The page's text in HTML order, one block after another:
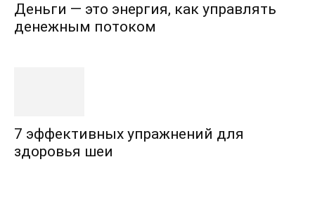
Деньги — это энергия, как управлять
денежным потоком
7 эффективных упражнений для
здоровья шеи